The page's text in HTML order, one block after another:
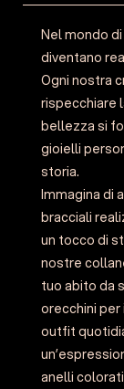
Nel mondo
diventano
Ogni nostra
rispecchiare
bellezza si
gioielli
storia.
Immagina di
bracciali
un tocco di
nostre
tuo abito da
orecchini
outfit
anelli